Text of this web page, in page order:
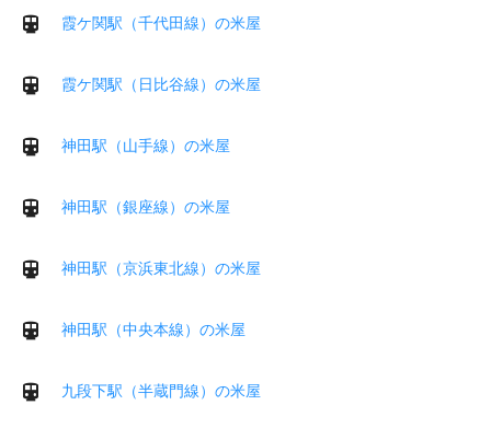
霞ケ関駅（千代田線）の米屋
霞ケ関駅（日比谷線）の米屋
神田駅（山手線）の米屋
神田駅（銀座線）の米屋
神田駅（京浜東北線）の米屋
神田駅（中央本線）の米屋
九段下駅（半蔵門線）の米屋